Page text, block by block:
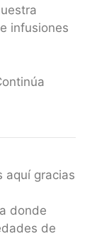
infusiones
aquí gracias
donde
de